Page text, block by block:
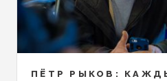
ПЁТР РЫКОВ: